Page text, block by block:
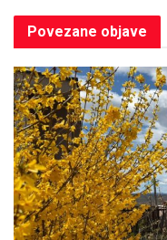
Povezane objave